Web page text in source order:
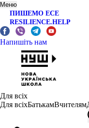
Меню
ПИШЕМО ЕСЕ
RESILIENCE.HELP
Напишіть нам
Для всіх
Для всіхБатькамВчителям